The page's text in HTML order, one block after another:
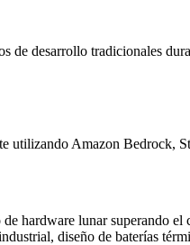
de desarrollo tradicionales
Amazon Bedrock,
hardware lunar superando
diseño de baterías